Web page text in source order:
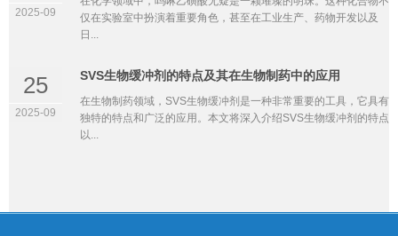
2025-09
仅在实验室中扮演着重要角色，甚至在工业生产、药物开发以及
日...
25
2025-09
SVS生物缓冲剂的特点及其在生物制药中的应用
在生物制药领域，SVS生物缓冲剂是一种非常重要的工具，它具有
独特的特点和广泛的应用。本文将深入介绍SVS生物缓冲剂的特点
以...